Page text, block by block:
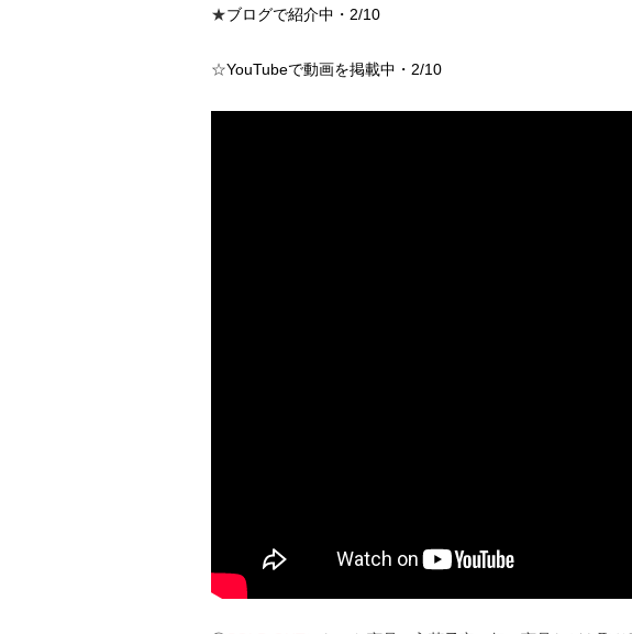
★ブログで紹介中・2/10
☆YouTubeで動画を掲載中・2/10